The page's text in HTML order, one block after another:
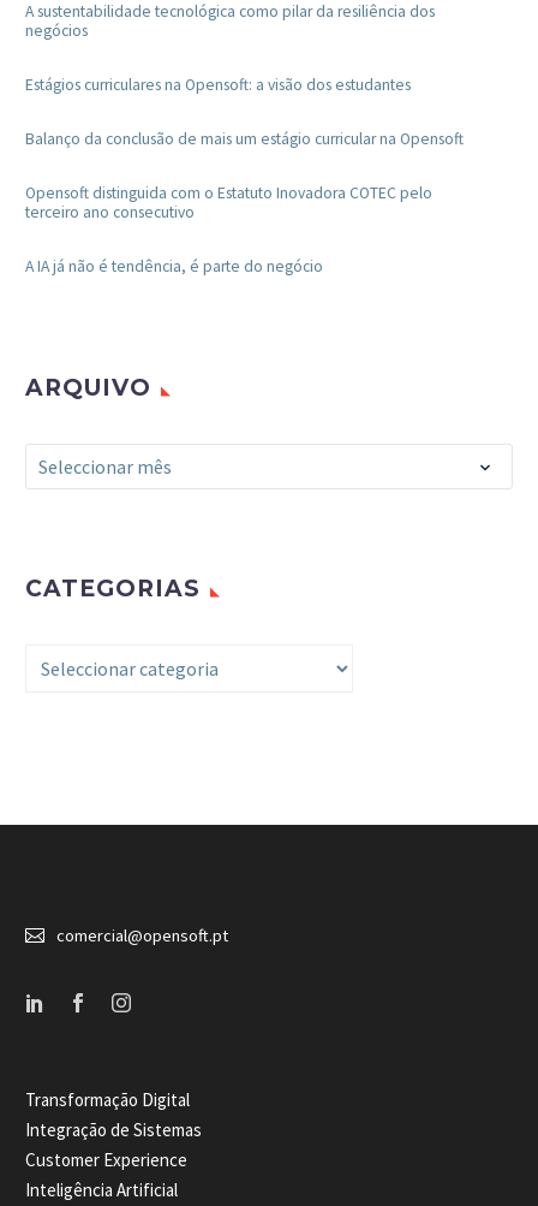
A sustentabilidade tecnológica como pilar da resiliência dos
negócios
Estágios curriculares na Opensoft: a visão dos estudantes
Balanço da conclusão de mais um estágio curricular na Opensoft
Opensoft distinguida com o Estatuto Inovadora COTEC pelo
terceiro ano consecutivo
A IA já não é tendência, é parte do negócio
ARQUIVO
Arquivo
Seleccionar mês
CATEGORIAS
Categorias

 comercial@opensoft.pt
Transformação Digital
Integração de Sistemas
Customer Experience
Inteligência Artificial